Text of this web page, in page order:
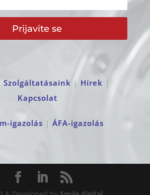
Prijavite se
Szolgáltatásaink | Hírek |
Kapcsolat
igazolás | ÁFA-igazolás